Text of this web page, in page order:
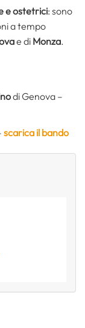
e ostetrici: sono
a tempo
e di Monza.
di Genova –
scarica il bando